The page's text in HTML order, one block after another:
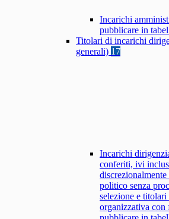
Incarichi
pubblicare in
Titolari di incarichi
generali) 17
Incarichi
conferiti, ivi
politico senza
selezione e
organizzativa